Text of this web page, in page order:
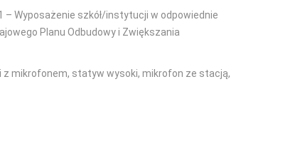
– Wyposażenie szkół/instytucji w odpowiednie
Planu Odbudowy i Zwiększania
z mikrofonem, statyw wysoki, mikrofon ze stacją,